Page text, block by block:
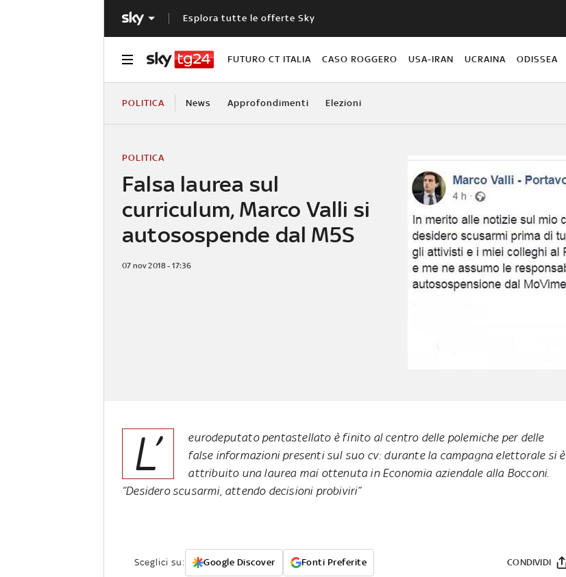
Esplora tutte le offerte Sky
FUTURO CT ITALIA CASO ROGGERO USA-IRAN UCRAINA ODISSEA
POLITICA News Approfondimenti Elezioni
Falsa laurea sul
curriculum, Marco Valli si
autosospende dal M5S
POLITICA
07 nov 2018 - 17:36
L’
eurodeputato pentastellato è finito al centro delle polemiche per delle
false informazioni presenti sul suo cv: durante la campagna elettorale si è
attribuito una laurea mai ottenuta in Economia aziendale alla Bocconi.
“Desidero scusarmi, attendo decisioni probiviri”
Sceglici su: Google Discover Fonti Preferite CONDIVIDI